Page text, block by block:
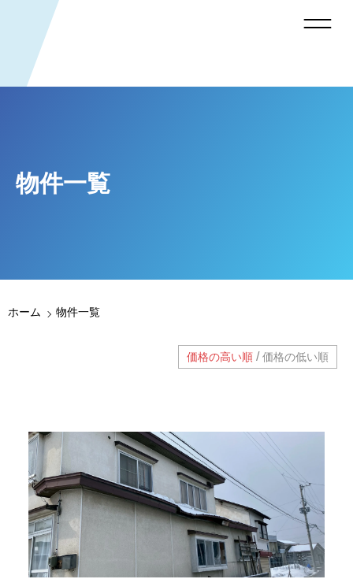
物件一覧
ホーム 物件一覧
価格の高い順 /価格の低い順